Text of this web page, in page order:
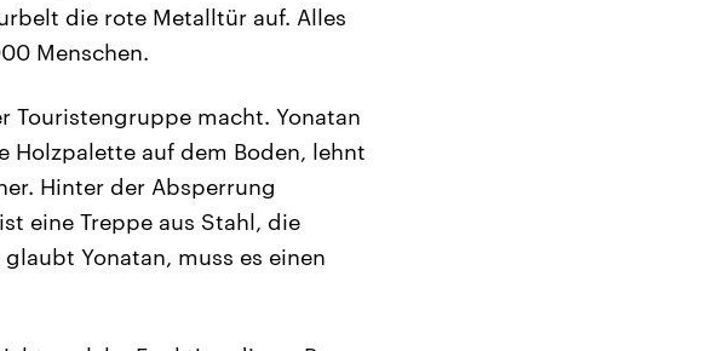
die rote Metalltür auf. Alles
Menschen.
Touristengruppe macht. Yonatan
Holzpalette auf dem Boden, lehnt
Hinter der Absperrung
eine Treppe aus Stahl, die
Yonatan, muss es einen